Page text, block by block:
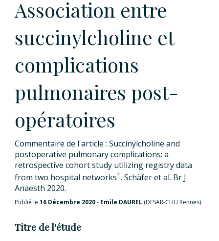
Association entre
succinylcholine et
complications
pulmonaires post-
opératoires
Commentaire de l'article : Succinylcholine and
postoperative pulmonary complications: a
retrospective cohort study utilizing registry data
from two hospital networks1. Schäfer et al. Br J
Anaesth 2020.
Publié le 16 Décembre 2020- Emile DAUREL (DESAR-CHU Rennes)
Titre de l'étude